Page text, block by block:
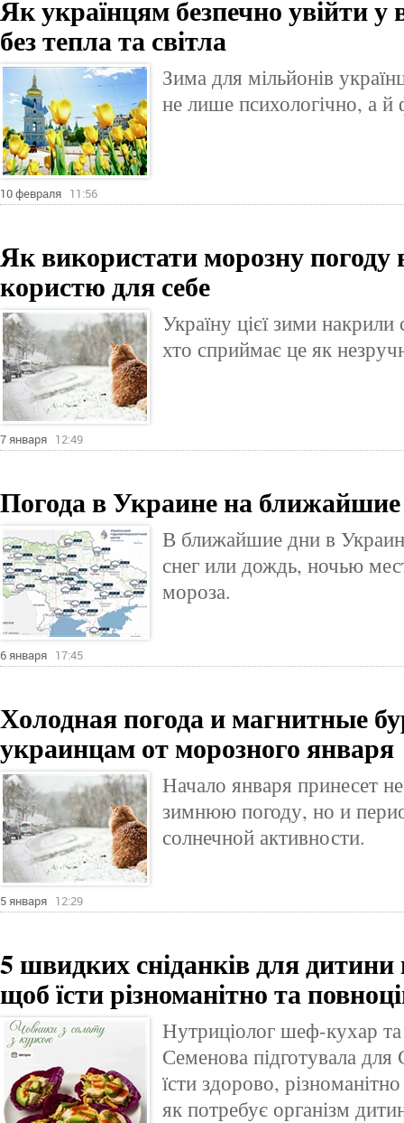
Як українцям безпечно увійти у
без тепла та світла
Зима для мільйонів
не лише психологічно, а й
10 февраля 11:56
Як використати морозну погоду
користю для себе
Україну цієї зими накрили
хто сприймає це як
7 января 12:49
Погода в Украине на
В ближайшие дни в
снег или дождь, ночью
мороза.
6 января 17:45
Холодная погода и магнитные
украинцам от морозного января
Начало января принесет
зимнюю погоду, но и
солнечной активности.
5 января 12:29
5 швидких сніданків для дитини
щоб їсти різноманітно та
Нутриціолог шеф-кухар та
Семенова підготувала
їсти здорово,
як потребує організм